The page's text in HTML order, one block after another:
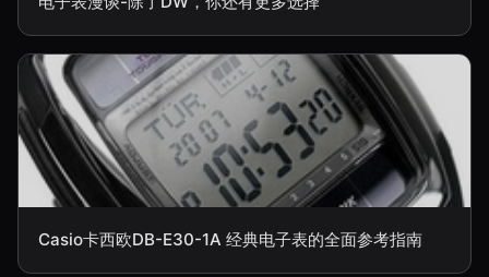
Casio卡西欧DB-E30-1A 经典电子表的全面参考指南